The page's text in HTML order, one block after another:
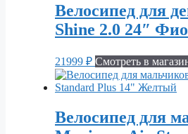
Велосипед для
Shine 2.0 24″
21999 ₽ Смотреть в
Велосипед для